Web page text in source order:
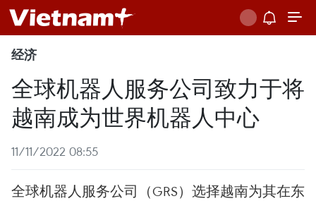
经济
全球机器人服务公司致力于将
越南成为世界机器人中心
11/11/2022 08:55
全球机器人服务公司（GRS）选择越南为其在东